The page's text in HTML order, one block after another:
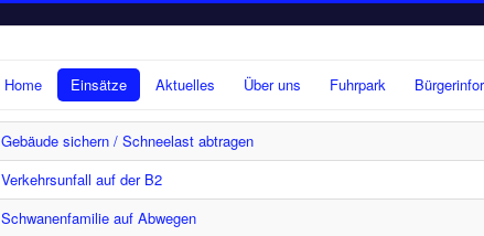
Home Einsätze Aktuelles Über uns Fuhrpark
Gebäude sichern / Schneelast abtragen
Verkehrsunfall auf der B2
Schwanenfamilie auf Abwegen